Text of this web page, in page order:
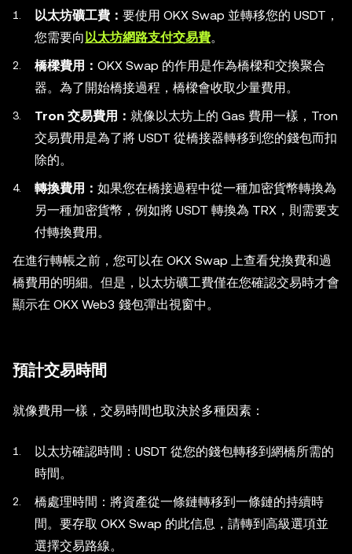
以太坊礦工費： 要使用 OKX Swap 並轉移您的 USDT，
您需要向 以太坊網路支付交易費。
橋樑費用： OKX Swap 的作用是作為橋樑和交換聚合
器。為了開始橋接過程，橋樑會收取少量費用。
Tron 交易費用： 就像以太坊上的 Gas 費用一樣，Tron
交易費用是為了將 USDT 從橋接器轉移到您的錢包而扣
除的。
轉換費用： 如果您在橋接過程中從一種加密貨幣轉換為
另一種加密貨幣，例如將 USDT 轉換為 TRX，則需要支
付轉換費用。
在進行轉帳之前，您可以在 OKX Swap 上查看兌換費和過
橋費用的明細。但是，以太坊礦工費僅在您確認交易時才會
顯示在 OKX Web3 錢包彈出視窗中。
預計交易時間
就像費用一樣，交易時間也取決於多種因素：
以太坊確認時間：USDT 從您的錢包轉移到網橋所需的
時間。
橋處理時間：將資產從一條鏈轉移到一條鏈的持續時
間。要存取 OKX Swap 的此信息，請轉到高級選項並
選擇交易路線。